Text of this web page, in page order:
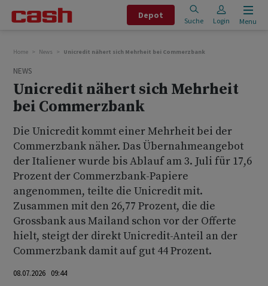
Depot
Suche Login Menu
Home News Unicredit nähert sich Mehrheit bei Commerzbank
NEWS
Unicredit nähert sich Mehrheit
bei Commerzbank
Die Unicredit kommt einer Mehrheit bei der
Commerzbank näher. Das Übernahmeangebot
der Italiener wurde bis Ablauf am 3. Juli für 17,6
Prozent der Commerzbank-Papiere
angenommen, teilte die Unicredit mit.
Zusammen mit den 26,77 Prozent, die die
Grossbank aus Mailand schon vor der Offerte
hielt, steigt der direkt Unicredit-Anteil an der
Commerzbank damit auf gut 44 Prozent.
08.07.2026 09:44